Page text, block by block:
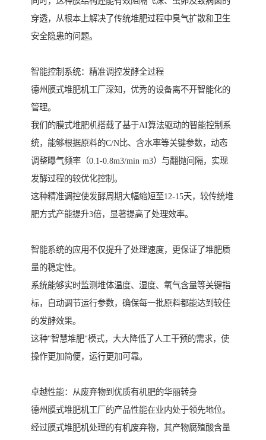
穿透，从根本上解决了传统堆肥过程中臭气扩散和卫生
安全隐患的问题。
智能控制系统：精准调控发酵全过程
德州膜式堆肥机工厂深知，优秀的设备离不开智能化的
管理。
我们的膜式堆肥机搭载了基于AI算法驱动的智能控制系
统，能够根据原料的C/N比、含水率等关键参数，动态
调整曝气频率（0.1-0.8m3/min·m3）与翻抛间隔，实现
发酵过程的较优化控制。
这种精准调控使发酵周期大幅缩短至12-15天，较传统堆
肥方式产能提升3倍，显著提高了处理效率。
智能系统的应用不仅提升了处理速度，更保证了堆肥质
量的稳定性。
系统能够实时监测堆体温度、湿度、氧气含量等关键指
标，自动调节运行参数，确保每一批原料都能达到较佳
的发酵效果。
这种"智慧堆肥"模式，大大降低了人工干预的需求，使
操作更加简便，运行更加可靠。
卓越性能：从废弃物到优质有机肥的华丽转身
德州膜式堆肥机工厂的产品性能在业内处于领先地位。
经过膜式堆肥机处理的有机废弃物，其产物腐殖酸含量